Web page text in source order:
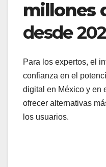
millones
desde
Para los expertos, el
confianza en el
digital en México y en
ofrecer alternativas
los usuarios.